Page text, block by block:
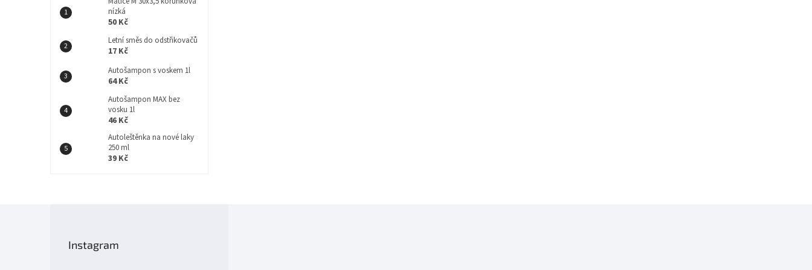
nízká
50 Kč
Letní směs do odstřikovačů
17 Kč
Autošampon s voskem 1l
64 Kč
Autošampon MAX bez
vosku 1l
46 Kč
Autoleštěnka na nové laky
250 ml
39 Kč
Instagram